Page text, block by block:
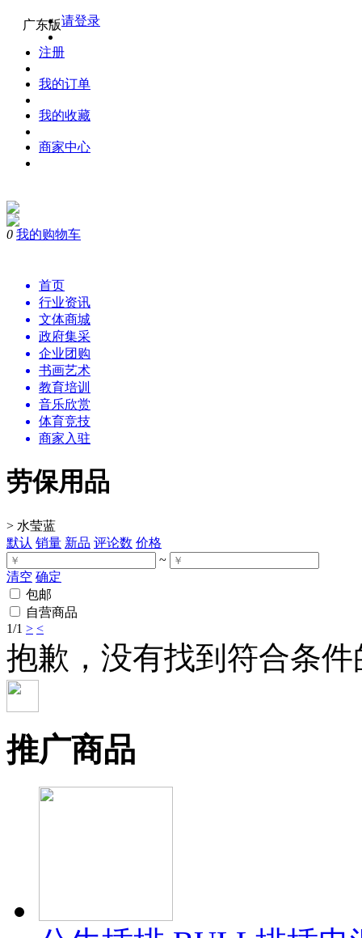
广东版请登录
注册
我的订单
我的收藏
商家中心
0 我的购物车
首页
行业资讯
文体商城
政府集采
企业团购
书画艺术
教育培训
音乐欣赏
体育竞技
商家入驻
劳保用品
> 水莹蓝
默认 销量 新品 评论数 价格
~
清空 确定
包邮
自营商品
1/1 > <
抱歉，没有找到符合条件
推广商品